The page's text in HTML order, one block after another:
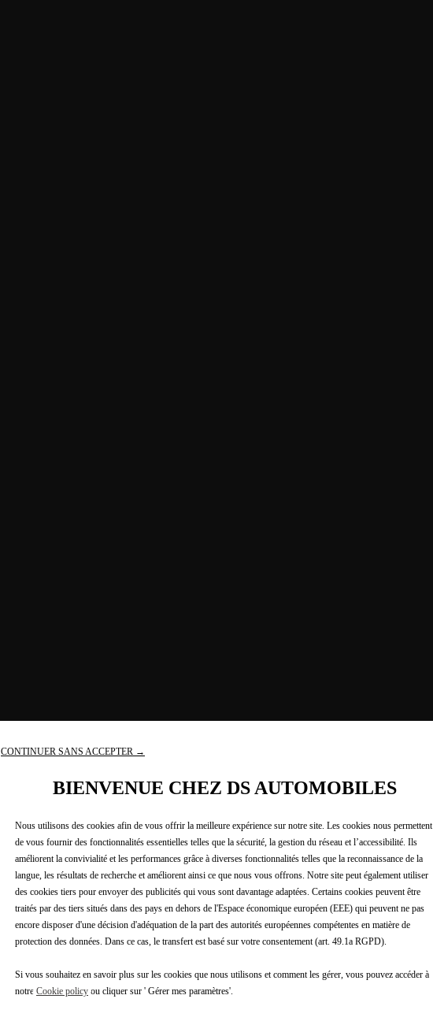
CONTINUER SANS ACCEPTER →
BIENVENUE CHEZ DS AUTOMOBILES
Nous utilisons des cookies afin de vous offrir la meilleure expérience sur notre site. Les cookies nous permettent
de vous fournir des fonctionnalités essentielles telles que la sécurité, la gestion du réseau et l’accessibilité. Ils
améliorent la convivialité et les performances grâce à diverses fonctionnalités telles que la reconnaissance de la
langue, les résultats de recherche et améliorent ainsi ce que nous vous offrons. Notre site peut également utiliser
des cookies tiers pour envoyer des publicités qui vous sont davantage adaptées. Certains cookies peuvent être
traités par des tiers situés dans des pays en dehors de l'Espace économique européen (EEE) qui peuvent ne pas
encore disposer d'une décision d'adéquation de la part des autorités européennes compétentes en matière de
protection des données. Dans ce cas, le transfert est basé sur votre consentement (art. 49.1a RGPD).
Si vous souhaitez en savoir plus sur les cookies que nous utilisons et comment les gérer, vous pouvez accéder à
notre Cookie policy ou cliquer sur ' Gérer mes paramètres'.